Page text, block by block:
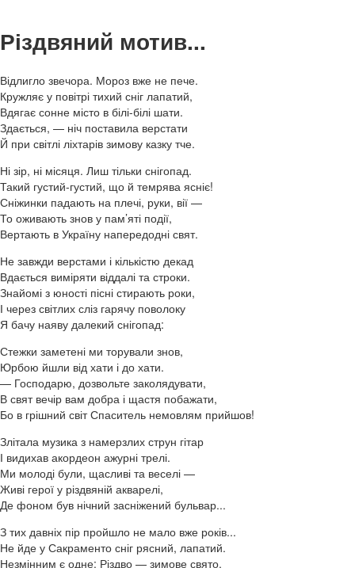
Різдвяний мотив...
Відлигло звечора. Мороз вже не пече.
Кружляє у повітрі тихий сніг лапатий,
Вдягає сонне місто в білі-білі шати.
Здається, — ніч поставила верстати
Й при світлі ліхтарів зимову казку тче.
Ні зір, ні місяця. Лиш тільки снігопад.
Такий густий-густий, що й темрява ясніє!
Сніжинки падають на плечі, руки, вії —
То оживають знов у пам’яті події,
Вертають в Україну напередодні свят.
Не завжди верстами і кількістю декад
Вдається виміряти віддалі та строки.
Знайомі з юності пісні стирають роки,
І через світлих сліз гарячу поволоку
Я бачу наяву далекий снігопад:
Стежки заметені ми торували знов,
Юрбою йшли від хати і до хати.
— Господарю, дозвольте заколядувати,
В свят вечір вам добра і щастя побажати,
Бо в грішний світ Спаситель немовлям прийшов!
Злітала музика з намерзлих струн гітар
І видихав акордеон ажурні трелі.
Ми молоді були, щасливі та веселі —
Живі герої у різдвяній акварелі,
Де фоном був нічний засніжений бульвар...
З тих давніх пір пройшло не мало вже років...
Не йде у Сакраменто сніг рясний, лапатий.
Незмінним є одне: Різдво — зимове свято,